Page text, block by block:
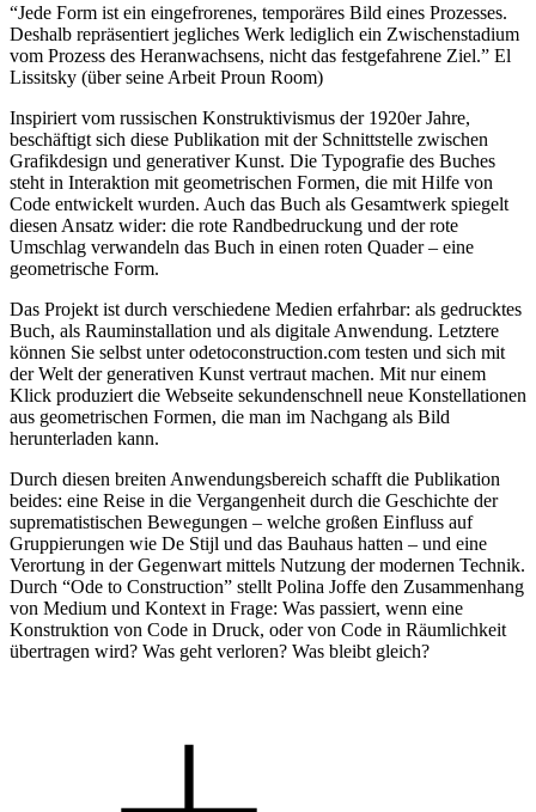
“Jede Form ist ein eingefrorenes, temporäres Bild eines Prozesses.
Deshalb repräsentiert jegliches Werk lediglich ein Zwischenstadium
vom Prozess des Heranwachsens, nicht das festgefahrene Ziel.” El
Lissitsky (über seine Arbeit Proun Room)
Inspiriert vom russischen Konstruktivismus der 1920er Jahre,
beschäftigt sich diese Publikation mit der Schnittstelle zwischen
Grafikdesign und generativer Kunst. Die Typografie des Buches
steht in Interaktion mit geometrischen Formen, die mit Hilfe von
Code entwickelt wurden. Auch das Buch als Gesamtwerk spiegelt
diesen Ansatz wider: die rote Randbedruckung und der rote
Umschlag verwandeln das Buch in einen roten Quader – eine
geometrische Form.
Das Projekt ist durch verschiedene Medien erfahrbar: als gedrucktes
Buch, als Rauminstallation und als digitale Anwendung. Letztere
können Sie selbst unter odetoconstruction.com testen und sich mit
der Welt der generativen Kunst vertraut machen. Mit nur einem
Klick produziert die Webseite sekundenschnell neue Konstellationen
aus geometrischen Formen, die man im Nachgang als Bild
herunterladen kann.
Durch diesen breiten Anwendungsbereich schafft die Publikation
beides: eine Reise in die Vergangenheit durch die Geschichte der
suprematistischen Bewegungen – welche großen Einfluss auf
Gruppierungen wie De Stijl und das Bauhaus hatten – und eine
Verortung in der Gegenwart mittels Nutzung der modernen Technik.
Durch “Ode to Construction” stellt Polina Joffe den Zusammenhang
von Medium und Kontext in Frage: Was passiert, wenn eine
Konstruktion von Code in Druck, oder von Code in Räumlichkeit
übertragen wird? Was geht verloren? Was bleibt gleich?